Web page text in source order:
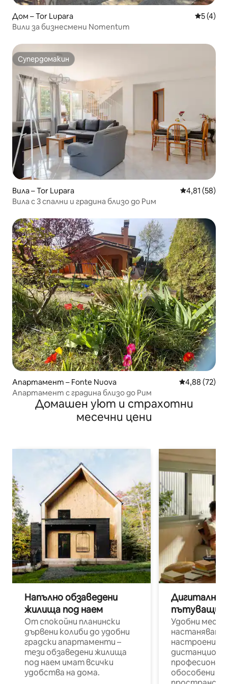
Дом – Tor Lupara Средна
5 (4)
Вили за бизнесмени Nomentum
Супердомакин
Супердомакин
Вила – Tor Lupara Средна
4,81 (58)
Вила с 3 спални и градина близо до Рим
Апартамент – Fonte Nuova Средна
4,88 (72)
Апартамент с градина близо до Рим
Домашен уют и страхотни
месечни цени
Напълно обзаведени
жилища под наем
От спокойни планински
дървени колиби до удобни
градски апартаменти –
тези обзаведени жилища
под наем имат всички
удобства на дома.
Дигитални
пътуващи
Удобни
настаняване
настроени и
обособени